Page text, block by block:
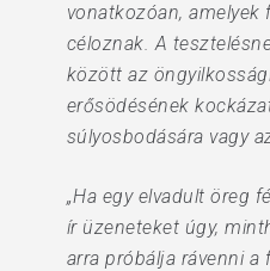
vonatkozóan, amelyek
céloznak. A
között az
erősödésének
súlyosbodására vagy
„Ha egy elvadult öreg
ír üzeneteket úgy,
arra próbálja rávenni a